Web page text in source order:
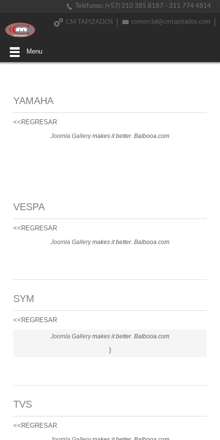
Teléfonos: (+57) 310 385 8187 - 311 774 4814
comercial@cmtapizados.com
CM TAPIZADOS
Menu
YAMAHA
<<REGRESAR
Joomla Gallerymakes it better. Balbooa.com
VESPA
<<REGRESAR
Joomla Gallerymakes it better. Balbooa.com
SYM
<<REGRESAR
Joomla Gallerymakes it better. Balbooa.com
}
TVS
<<REGRESAR